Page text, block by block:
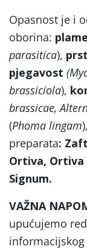
Opasnost je i
oborina:
parasitica),
pjegavost (
brassiciola),
brassicae,
(Phoma lingam),
preparata:
Ortiva, Ortiva
Signum.
VAŽNA
upućujemo
informacijskog